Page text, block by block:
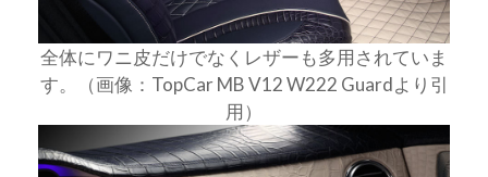
全体にワニ皮だけでなくレザーも多用されていま
す。（画像：TopCar MB V12 W222 Guardより引
用）